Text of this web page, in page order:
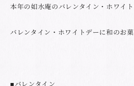
本年の如水庵のバレンタイン・ホワイ
バレンタイン・ホワイトデーに和のお
■バレンタイン